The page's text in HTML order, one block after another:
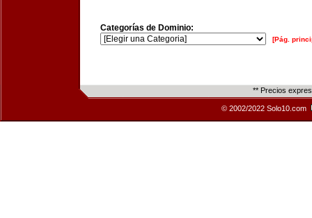
Categorías de Dominio:
[Pág.
** Precios
© 2002/2022 Solo10.com